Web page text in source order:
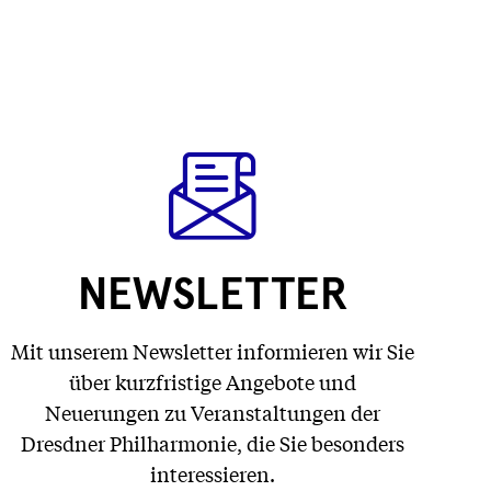
NEWSLETTER
Mit unserem Newsletter informieren wir Sie
über kurzfristige Angebote und
Neuerungen zu Veranstaltungen der
Dresdner Philharmonie, die Sie besonders
interessieren.